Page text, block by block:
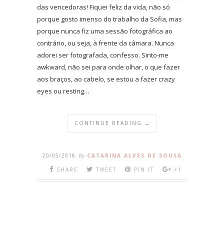
das vencedoras! Fiquei feliz da vida, não só
porque gosto imenso do trabalho da Sofia, mas
porque nunca fiz uma sessão fotográfica ao
contrário, ou seja, à frente da câmara. Nunca
adorei ser fotografada, confesso. Sinto-me
awkward, não sei para onde olhar, o que fazer
aos braços, ao cabelo, se estou a fazer crazy
eyes ou resting…
CONTINUE READING →
20/05/2016 By CATARINA ALVES DE SOUSA
SHARE
TWEET PIN IT +1